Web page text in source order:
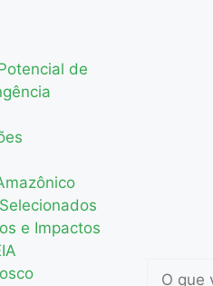
de
e Impactos